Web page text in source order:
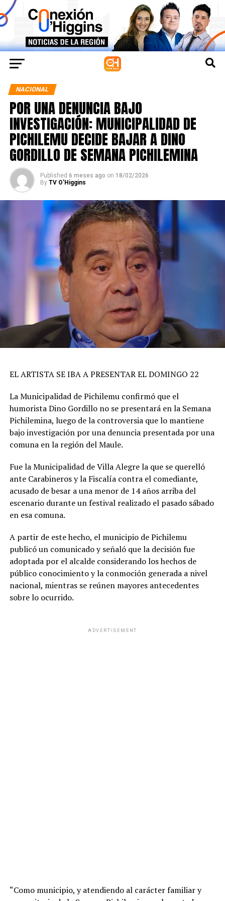
NACIONAL
POR UNA DENUNCIA BAJO
INVESTIGACIÓN: MUNICIPALIDAD DE
PICHILEMU DECIDE BAJAR A DINO
GORDILLO DE SEMANA PICHILEMINA
Published 6 meses ago on 18/02/2026
By TV O'Higgins
EL ARTISTA SE IBA A PRESENTAR EL DOMINGO 22
La Municipalidad de Pichilemu confirmó que el
humorista Dino Gordillo no se presentará en la Semana
Pichilemina, luego de la controversia que lo mantiene
bajo investigación por una denuncia presentada por una
comuna en la región del Maule.
Fue la Municipalidad de Villa Alegre la que se querelló
ante Carabineros y la Fiscalía contra el comediante,
acusado de besar a una menor de 14 años arriba del
escenario durante un festival realizado el pasado sábado
en esa comuna.
A partir de este hecho, el municipio de Pichilemu
publicó un comunicado y señaló que la decisión fue
adoptada por el alcalde considerando los hechos de
público conocimiento y la conmoción generada a nivel
nacional, mientras se reúnen mayores antecedentes
sobre lo ocurrido.
ADVERTISEMENT
“Como municipio, y atendiendo al carácter familiar y